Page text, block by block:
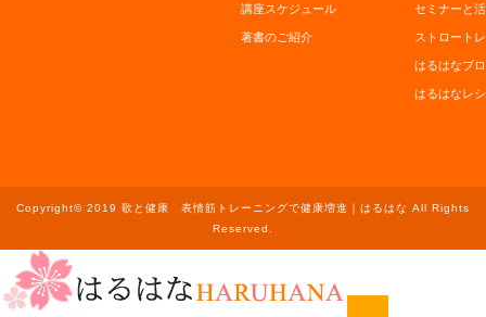
講座スケジュール
著書のご紹介
セミナーと
ストロート
はるはなブ
はるはなレ
Copyright© 2019 歌と健康 表情筋トレーニングで健康増進｜はるはな All Rights
Reserved.
ホーム